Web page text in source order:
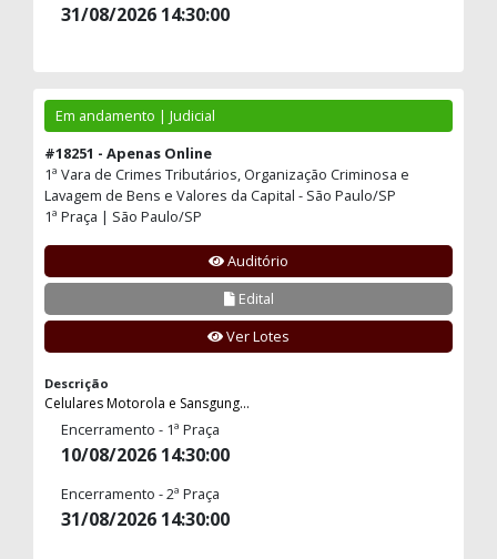
31/08/2026 14:30:00
Em andamento | Judicial
#18251 - Apenas Online
1ª Vara de Crimes Tributários, Organização Criminosa e
Lavagem de Bens e Valores da Capital - São Paulo/SP
1ª Praça | São Paulo/SP
Auditório
Edital
Ver Lotes
Descrição
Celulares Motorola e Sansgung...
Encerramento - 1ª Praça
10/08/2026 14:30:00
Encerramento - 2ª Praça
31/08/2026 14:30:00